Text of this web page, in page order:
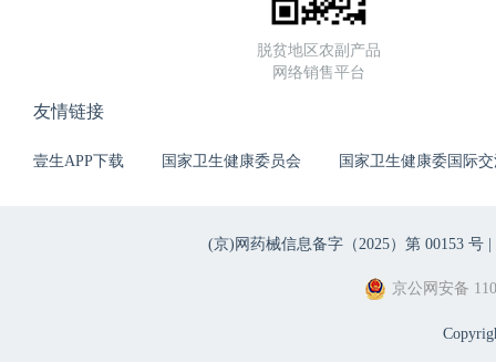
脱贫地区农副产品
网络销售平台
友情链接
壹生APP下载 国家卫生健康委员会 国家卫生健康委国际
(京)网药械信息备字（2025）第 00153 号 |
京公网安备